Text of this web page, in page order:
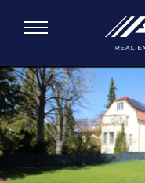
Toggle navigation
Sie sind hier